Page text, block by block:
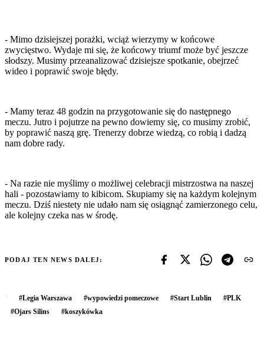
- Mimo dzisiejszej porażki, wciąż wierzymy w końcowe
zwycięstwo. Wydaje mi się, że końcowy triumf może być jeszcze
słodszy. Musimy przeanalizować dzisiejsze spotkanie, obejrzeć
wideo i poprawić swoje błędy.
- Mamy teraz 48 godzin na przygotowanie się do następnego
meczu. Jutro i pojutrze na pewno dowiemy się, co musimy zrobić,
by poprawić naszą grę. Trenerzy dobrze wiedzą, co robią i dadzą
nam dobre rady.
- Na razie nie myślimy o możliwej celebracji mistrzostwa na naszej
hali - pozostawiamy to kibicom. Skupiamy się na każdym kolejnym
meczu. Dziś niestety nie udało nam się osiągnąć zamierzonego celu,
ale kolejny czeka nas w środę.
PODAJ TEN NEWS DALEJ:
#Legia Warszawa #wypowiedzi pomeczowe #Start Lublin #PLK
#Ojars Silins #koszykówka